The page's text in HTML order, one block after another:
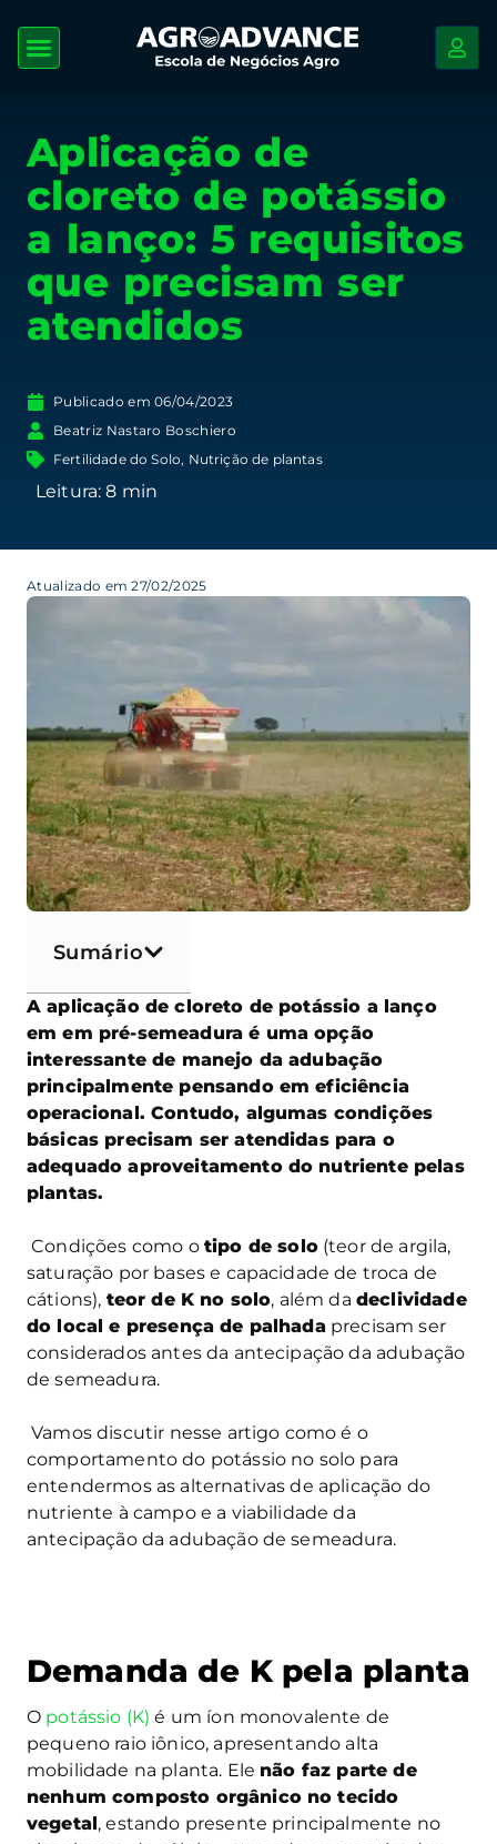
Aplicação de
cloreto de potássio
a lanço: 5 requisitos
que precisam ser
atendidos
Publicado em 06/04/2023
Beatriz Nastaro Boschiero
Fertilidade do Solo, Nutrição de plantas
Atualizado em 27/02/2025
Sumário
A aplicação de cloreto de potássio a lanço
em em pré-semeadura é uma opção
interessante de manejo da adubação
principalmente pensando em eficiência
operacional. Contudo, algumas condições
básicas precisam ser atendidas para o
adequado aproveitamento do nutriente pelas
plantas.
Condições como o tipo de solo(teor de argila,
saturação por bases e capacidade de troca de
cátions), teor de K no solo, além da declividade
do local e presença de palhadaprecisam ser
considerados antes da antecipação da adubação
de semeadura.
Vamos discutir nesse artigo como é o
comportamento do potássio no solo para
entendermos as alternativas de aplicação do
nutriente à campo e a viabilidade da
antecipação da adubação de semeadura.
Demanda de K pela planta
O potássio (K) é um íon monovalente de
pequeno raio iônico, apresentando alta
mobilidade na planta. Ele não faz parte de
nenhum composto orgânico no tecido
vegetal, estando presente principalmente no